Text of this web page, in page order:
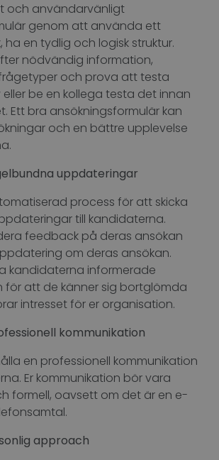
och användarvänligt
genom att använda ett
ha en tydlig och logisk struktur.
nödvändig information,
och prova att testa
be en kollega testa det innan
Ett bra ansökningsformulär kan
och en bättre upplevelse
uppdateringar
process för att skicka
till kandidaterna.
feedback på deras ansökan
om deras ansökan.
kandidaterna informerade
för att de känner sig bortglömda
intresset för er organisation.
kommunikation
en professionell kommunikation
Er kommunikation bör vara
formell, oavsett om det är en e-
approach